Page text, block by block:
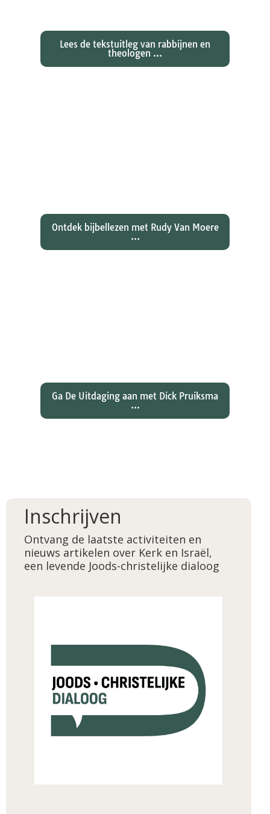
Lees de tekstuitleg van rabbijnen en
theologen ...
Ontdek bijbellezen met Rudy Van Moere
...
Ga De Uitdaging aan met Dick Pruiksma
...
Inschrijven
Ontvang de laatste activiteiten en
nieuws artikelen over Kerk en Israël,
een levende Joods-christelijke dialoog